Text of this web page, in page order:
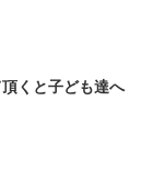
くと子ども達へ